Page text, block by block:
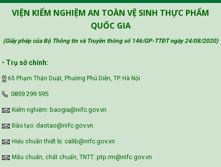
Công đoàn Y tế Việt Nam
Safe Food for Growth Project (SAFEGRO)
Vietnam Center for Food Safety Risk
VIỆN KIỂM NGHIỆM AN TOÀN VỆ SINH THỰC PHẨM
QUỐC GIA
(Giấy phép của Bộ Thông tin và Truyền thông số 146/GP-TTĐT ngày 24/08/2020)
• Trụ sở chính:
65 Phạm Thận Duật, Phường Phú Diễn, TP. Hà Nội
‪0859 299 595‬
Kiểm nghiệm: baogia@nifc.gov.vn
Đào tạo: daotao@nifc.gov.vn
Hiệu chuẩn thiết bị: calib@nifc.gov.vn
Mẫu chuẩn, chất chuẩn, TNTT: ptp.rm@nifc.gov.vn